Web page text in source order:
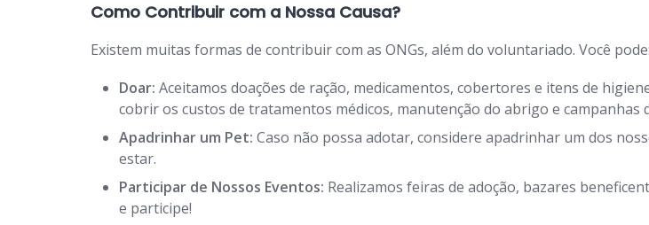
Como Contribuir com a Nossa Causa?
Existem muitas formas de contribuir com as ONGs, além do voluntariado. Você pode:
Doar: Aceitamos doações de ração, medicamentos, cobertores e itens de
cobrir os custos de tratamentos médicos, manutenção do abrigo e campanhas
Apadrinhar um Pet: Caso não possa adotar, considere apadrinhar um dos
estar.
Participar de Nossos Eventos: Realizamos feiras de adoção, bazares
e participe!